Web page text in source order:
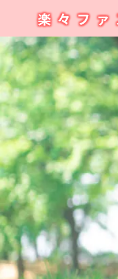
楽々フ